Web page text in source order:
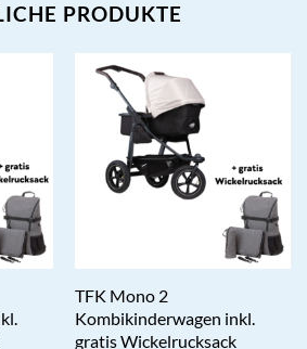
PRODUKTE
TFK Mono 2
Kombikinderwagen inkl.
gratis Wickelrucksack